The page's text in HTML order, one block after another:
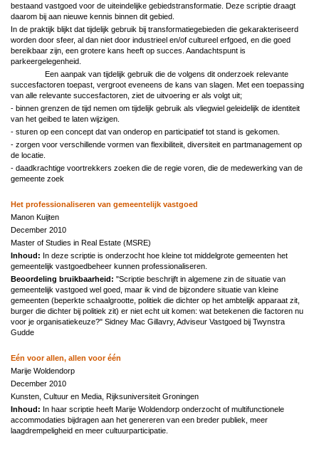
bestaand vastgoed voor de uiteindelijke gebiedstransformatie. Deze scriptie draagt
daarom bij aan nieuwe kennis binnen dit gebied.
In de praktijk blijkt dat tijdelijk gebruik bij transformatiegebieden die gekarakteriseerd
worden door sfeer, al dan niet door industrieel en/of cultureel erfgoed, en die goed
bereikbaar zijn, een grotere kans heeft op succes. Aandachtspunt is
parkeergelegenheid.
Een aanpak van tijdelijk gebruik die de volgens dit onderzoek relevante
succesfactoren toepast, vergroot eveneens de kans van slagen. Met een toepassing
van alle relevante succesfactoren, ziet de uitvoering er als volgt uit;
- binnen grenzen de tijd nemen om tijdelijk gebruik als vliegwiel geleidelijk de identiteit
van het geibed te laten wijzigen.
- sturen op een concept dat van onderop en participatief tot stand is gekomen.
- zorgen voor verschillende vormen van flexibiliteit, diversiteit en partmanagement op
de locatie.
- daadkrachtige voortrekkers zoeken die de regie voren, die de medewerking van de
gemeente zoek
Het professionaliseren van gemeentelijk vastgoed
Manon Kuijten
December 2010
Master of Studies in Real Estate (MSRE)
Inhoud: In deze scriptie is onderzocht hoe kleine tot middelgrote gemeenten het
gemeentelijk vastgoedbeheer kunnen professionaliseren.
Beoordeling bruikbaarheid: "Scriptie beschrijft in algemene zin de situatie van
gemeentelijk vastgoed wel goed, maar ik vind de bijzondere situatie van kleine
gemeenten (beperkte schaalgrootte, politiek die dichter op het ambtelijk apparaat zit,
burger die dichter bij politiek zit) er niet echt uit komen: wat betekenen die factoren nu
voor je organisatiekeuze?" Sidney Mac Gillavry, Adviseur Vastgoed bij Twynstra
Gudde
Eén voor allen, allen voor één
Marije Woldendorp
December 2010
Kunsten, Cultuur en Media, Rijksuniversiteit Groningen
Inhoud: In haar scriptie heeft Marije Woldendorp onderzocht of multifunctionele
accommodaties bijdragen aan het genereren van een breder publiek, meer
laagdrempeligheid en meer cultuurparticipatie.